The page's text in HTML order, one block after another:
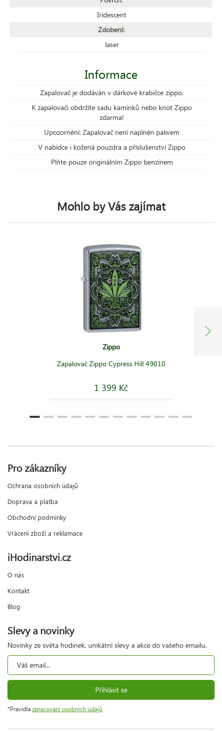
Iridescent
Zdobení:
laser
Informace
Zapalovač je dodáván v dárkové krabičce zippo.
K zapalovači obdržíte sadu kamínků nebo knot Zippo
zdarma!
Upozornění: Zapalovač není naplněn palivem
V nabídce i kožená pouzdra a příslušenství Zippo
Plňte pouze originálním Zippo benzínem
Mohlo by Vás zajímat
Zippo
Zapalovač Zippo Cypress Hill 49010
1 399 Kč
Pro zákazníky
Ochrana osobních údajů
Doprava a platba
Obchodní podmínky
Vrácení zboží a reklamace
iHodinarstvi.cz
O nás
Kontakt
Blog
Slevy a novinky
Novinky ze světa hodinek, unikátní slevy a akce do vašeho emailu.
Přihlásit se
*Pravidla zpracování osobních údajů